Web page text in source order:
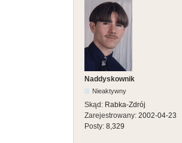
Naddyskownik
Nieaktywny
Skąd: Rabka-Zdrój
Zarejestrowany: 2002-04-23
Posty: 8,329